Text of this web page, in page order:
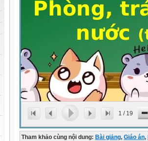
1 / 19
Tham khảo cùng nội dung: Bài giảng, Giáo án,